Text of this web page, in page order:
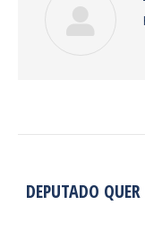
DE
DEPUTADO